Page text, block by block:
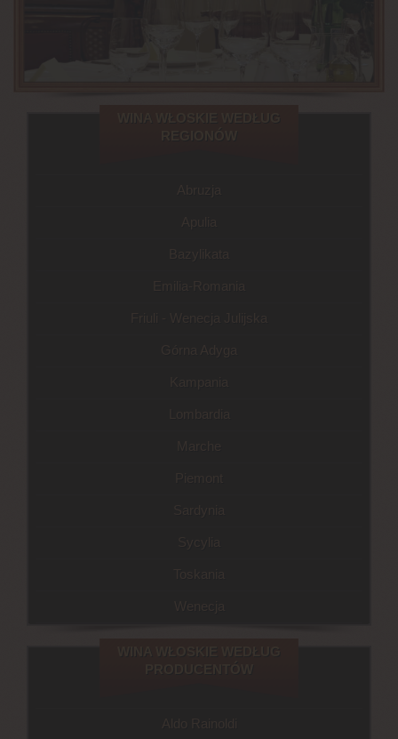
WINA WŁOSKIE WEDŁUG
REGIONÓW
Abruzja
Apulia
Bazylikata
Emilia-Romania
Friuli - Wenecja Julijska
Górna Adyga
Marche
Piemont
Sardynia
Sycylia
Toskania
Wenecja
WINA WŁOSKIE WEDŁUG
PRODUCENTÓW
Aldo Rainoldi